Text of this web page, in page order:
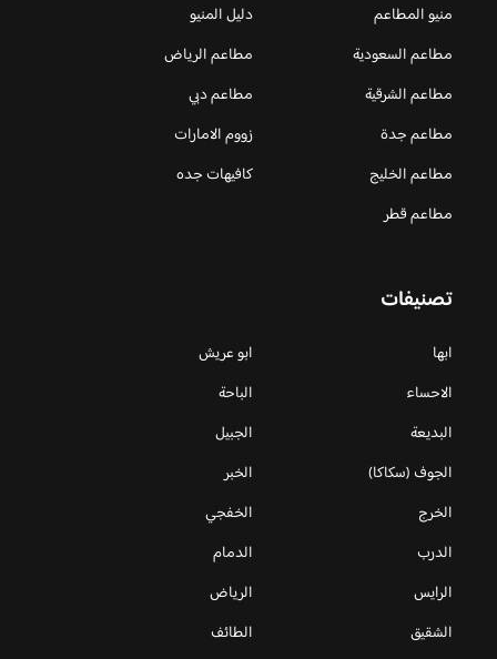
منيو المطاعم
دليل المنيو
مطاعم السعودية
مطاعم الرياض
مطاعم الشرقية
مطاعم دبي
مطاعم جدة
زووم الامارات
مطاعم الخليج
كافيهات جده
مطاعم قطر
تصنيفات
ابها
ابو عريش
الاحساء
الباحة
البديعة
الجبيل
الجوف (سكاكا)
الخبر
الخرج
الخفجي
الدرب
الدمام
الرايس
الرياض
الشقيق
الطائف